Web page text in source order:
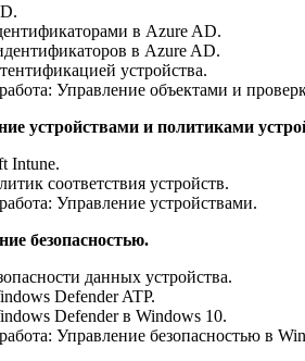
в Azure AD.
в Azure AD.
устройства.
Управление объектами и
устройствами и политиками
Intune.
соответствия устройств.
Управление устройствами.
безопасностью.
данных устройства.
Defender ATP.
Defender в Windows 10.
Управление безопасностью в